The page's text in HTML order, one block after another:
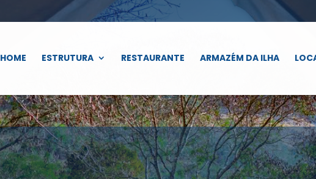
HOME ESTRUTURA RESTAURANTE ARMAZÉM DA ILHA